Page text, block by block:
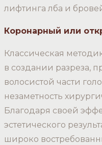
лифтинга лба и
Коронарный или
Классическая
в создании разреза,
волосистой части
незаметность
Благодаря своей
эстетического
широко